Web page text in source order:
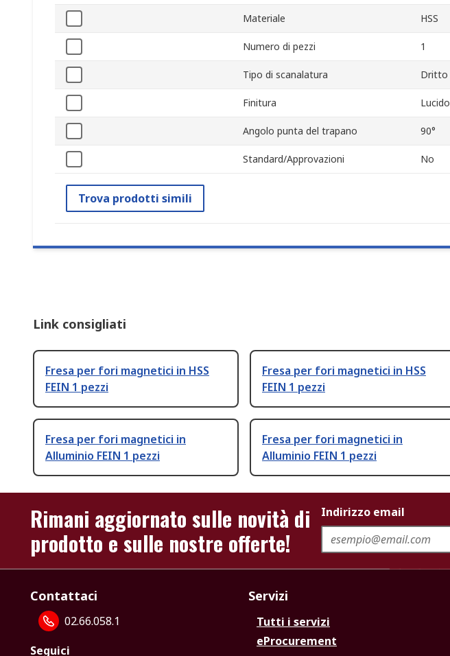
Materiale HSS
Numero di pezzi 1
Tipo di scanalatura Dritto
Finitura Lucido
Angolo punta del trapano 90°
Standard/Approvazioni No
Trova prodotti simili
Link consigliati
Fresa per fori magnetici in HSS
FEIN 1 pezzi
Fresa per fori magnetici in HSS
FEIN 1 pezzi
Fresa per fori magnetici in
Alluminio FEIN 1 pezzi
Fresa per fori magnetici in
Alluminio FEIN 1 pezzi
Rimani aggiornato sulle novità di
prodotto e sulle nostre offerte!
Indirizzo email
Contattaci
02.66.058.1
Seguici
Servizi
Tutti i servizi
eProcurement